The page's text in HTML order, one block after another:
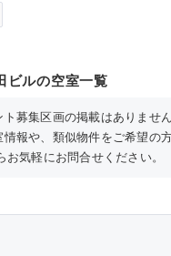
ビルの空室一覧
募集区画の掲載はありません
報や、類似物件をご希望の
お気軽にお問合せください。